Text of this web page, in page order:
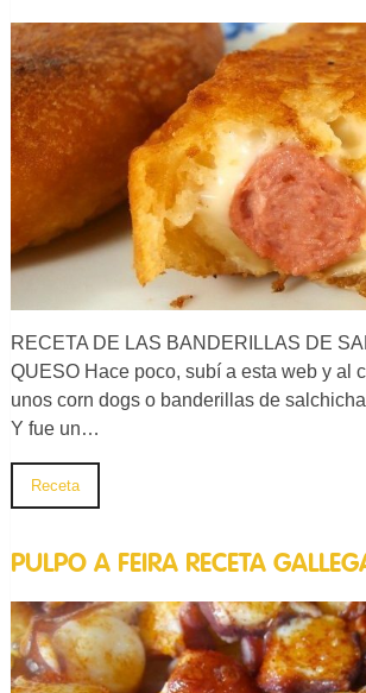
RECETA DE LAS BANDERILLAS DE
QUESO Hace poco, subí a esta web y al
unos corn dogs o banderillas de
Y fue un…
Receta
PULPO A FEIRA RECETA